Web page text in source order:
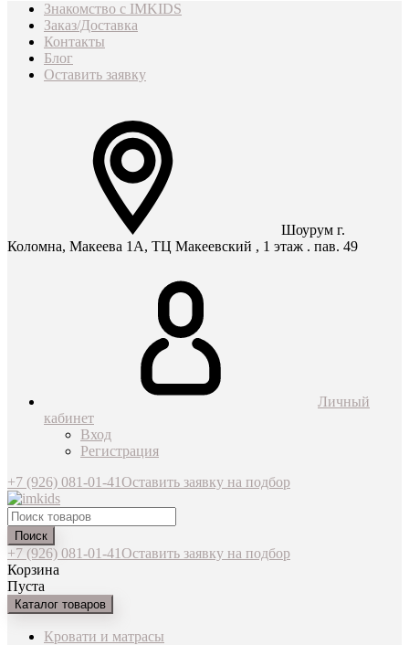
Знакомство с IMKIDS
Заказ/Доставка
Контакты
Блог
Оставить заявку
Шоурум г.
Коломна, Макеева 1А, ТЦ Макеевский , 1 этаж . пав. 49
Личный
кабинет
Вход
Регистрация
+7 (926) 081-01-41Оставить заявку на подбор
Поиск
+7 (926) 081-01-41Оставить заявку на подбор
Корзина
Пуста
Каталог товаров
Кровати и матрасы